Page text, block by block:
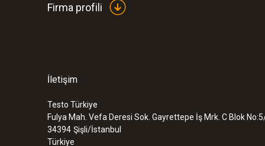
Firma profili
İletişim
Testo Türkiye
Fulya Mah. Vefa Deresi Sok. Gayrettepe İş Mrk. C Blok
34394 Şişli/İstanbul
Türkiye